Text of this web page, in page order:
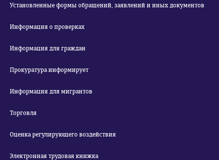
Установленные формы обращений, заявлений и иных документов
Информация о проверках
Информация для граждан
Прокуратура информирует
Информация для мигрантов
Торговля
Оценка регулирующего воздействия
Электронная трудовая книжка